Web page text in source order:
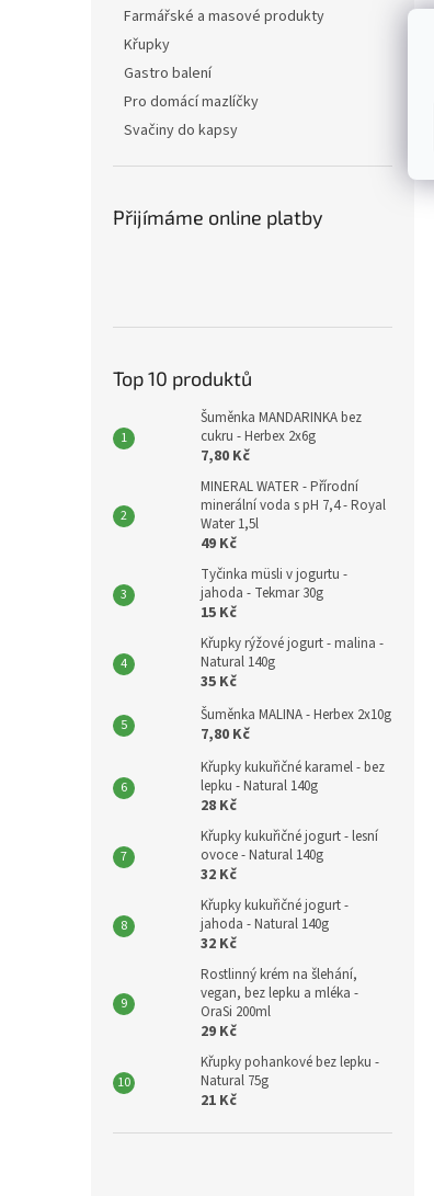
Farmářské a masové produkty
Křupky
Gastro balení
Pro domácí mazlíčky
Svačiny do kapsy
Přijímáme online platby
Top 10 produktů
Šuměnka MANDARINKA bez
cukru - Herbex 2x6g
7,80 Kč
MINERAL WATER - Přírodní
minerální voda s pH 7,4 - Royal
Water 1,5l
49 Kč
Tyčinka müsli v jogurtu -
jahoda - Tekmar 30g
15 Kč
Křupky rýžové jogurt - malina -
Natural 140g
35 Kč
Šuměnka MALINA - Herbex 2x10g
7,80 Kč
Křupky kukuřičné karamel - bez
lepku - Natural 140g
28 Kč
Křupky kukuřičné jogurt - lesní
ovoce - Natural 140g
32 Kč
Křupky kukuřičné jogurt -
jahoda - Natural 140g
32 Kč
Rostlinný krém na šlehání,
vegan, bez lepku a mléka -
OraSi 200ml
29 Kč
Křupky pohankové bez lepku -
Natural 75g
21 Kč